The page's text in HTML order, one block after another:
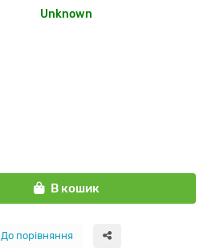
Unknown
В кошик
До порівняння